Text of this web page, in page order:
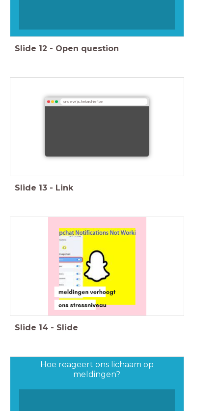
Slide 12 - Open question
onderwijs.hetarchief.be
Slide 13 - Link
Slide 14 - Slide
Hoe reageert ons lichaam op
meldingen?